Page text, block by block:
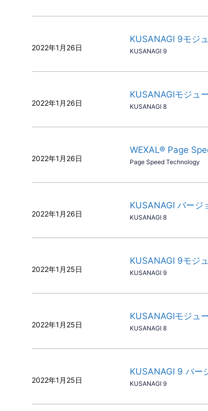
2022年1月26日
KUSANAGI 9モジ
KUSANAGI 9
2022年1月26日
KUSANAGIモジュ
KUSANAGI 8
2022年1月26日
WEXAL® Page
Page Speed Technology
2022年1月26日
KUSANAGI バージ
KUSANAGI 8
2022年1月25日
KUSANAGI 9モジ
KUSANAGI 9
2022年1月25日
KUSANAGIモジュ
KUSANAGI 8
2022年1月25日
KUSANAGI 9 バー
KUSANAGI 9